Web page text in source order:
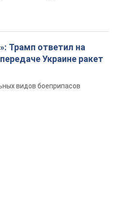
Трамп ответил на
Украине ракет
видов боеприпасов